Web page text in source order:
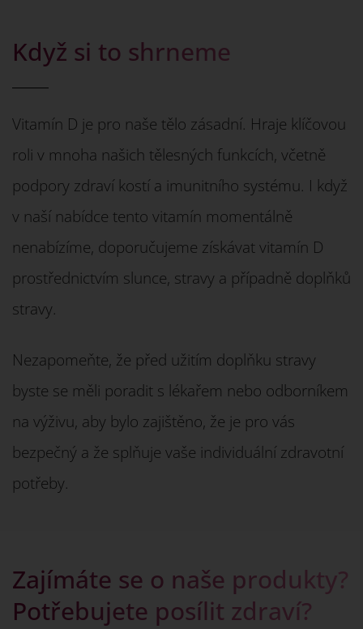
Když si to shrneme
Vitamín D je pro naše tělo zásadní. Hraje klíčovou
roli v mnoha našich tělesných funkcích, včetně
podpory zdraví kostí a imunitního systému. I když
v naší nabídce tento vitamín momentálně
nenabízíme, doporučujeme získávat vitamín D
prostřednictvím slunce, stravy a případně doplňků
stravy.
Nezapomeňte, že před užitím doplňku stravy
byste se měli poradit s lékařem nebo odborníkem
na výživu, aby bylo zajištěno, že je pro vás
bezpečný a že splňuje vaše individuální zdravotní
potřeby.
Zajímáte se o naše produkty?
Potřebujete posílit zdraví?